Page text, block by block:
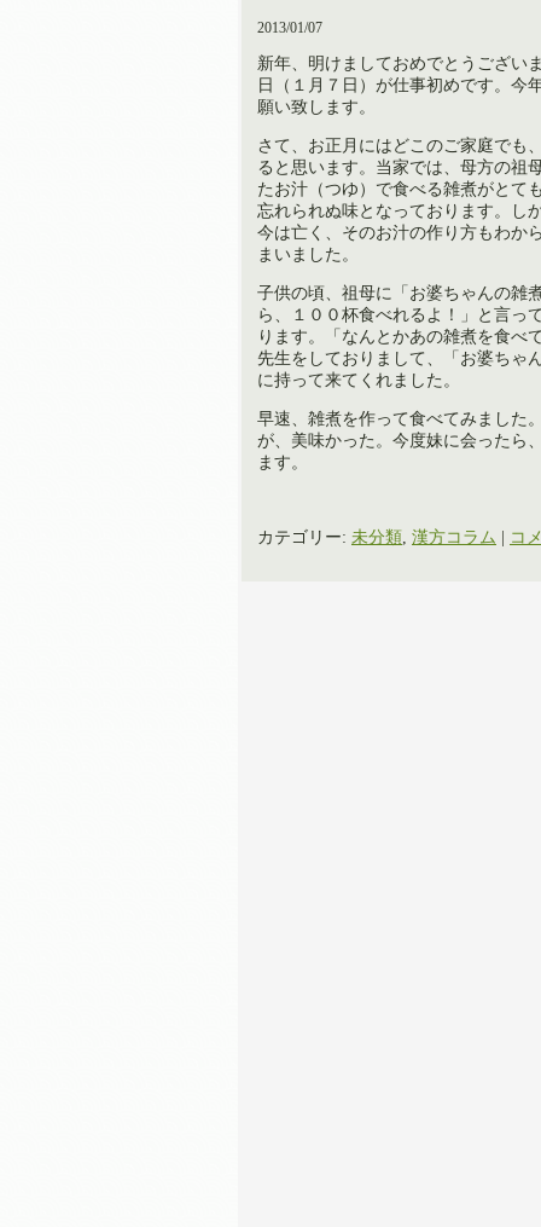
2013/01/07
新年、明けましておめでとうござい
日（１月７日）が仕事初めです。今
願い致します。
さて、お正月にはどこのご家庭でも
ると思います。当家では、母方の祖
たお汁（つゆ）で食べる雑煮がとて
忘れられぬ味となっております。し
今は亡く、そのお汁の作り方もわか
まいました。
子供の頃、祖母に「お婆ちゃんの雑
ら、１００杯食べれるよ！」と言っ
ります。「なんとかあの雑煮を食べ
先生をしておりまして、「お婆ちゃ
に持って来てくれました。
早速、雑煮を作って食べてみました
が、美味かった。今度妹に会ったら
ます。
カテゴリー: 未分類 漢方コラム コ